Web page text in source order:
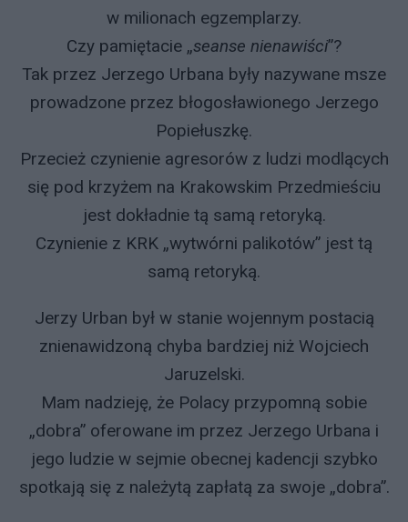
w milionach egzemplarzy.
Czy pamiętacie „seanse nienawiści”?
Tak przez Jerzego Urbana były nazywane msze
prowadzone przez błogosławionego Jerzego
Popiełuszkę.
Przecież czynienie agresorów z ludzi modlących
się pod krzyżem na Krakowskim Przedmieściu
jest dokładnie tą samą retoryką.
Czynienie z KRK „wytwórni palikotów” jest tą
samą retoryką.
Jerzy Urban był w stanie wojennym postacią
znienawidzoną chyba bardziej niż Wojciech
Jaruzelski.
Mam nadzieję, że Polacy przypomną sobie
„dobra” oferowane im przez Jerzego Urbana i
jego ludzie w sejmie obecnej kadencji szybko
spotkają się z należytą zapłatą za swoje „dobra”.